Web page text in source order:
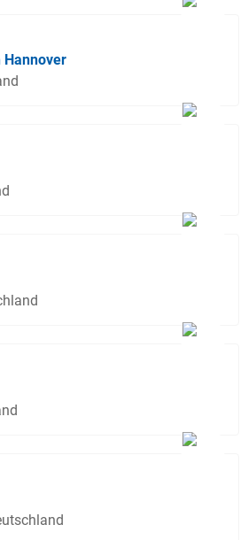
Hannover